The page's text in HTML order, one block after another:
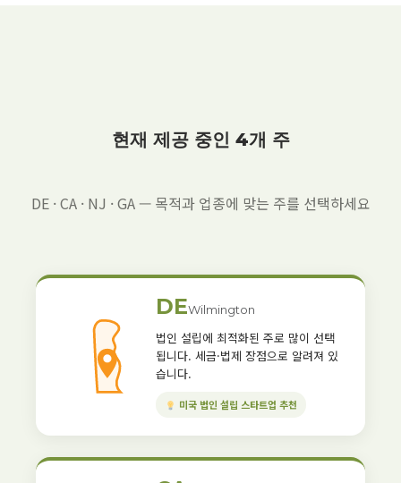
현재 제공 중인 4개 주
DE · CA · NJ · GA — 목적과 업종에 맞는 주를 선택하세요
DEWilmington
법인 설립에 최적화된 주로 많이 선택
됩니다. 세금·법제 장점으로 알려져 있
습니다.
미국 법인 설립 스타트업 추천